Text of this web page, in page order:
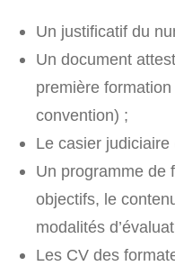
Un justificatif du
Un document
première
convention) ;
Le casier judiciaire
Un programme de
objectifs, le
modalités
Les CV des